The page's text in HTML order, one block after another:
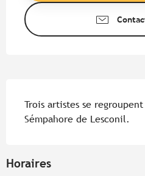
Trois artistes se
Sémpahore de Lesconil.
Horaires